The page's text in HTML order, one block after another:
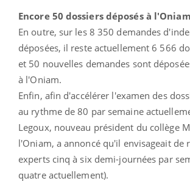
Encore 50 dossiers déposés à
En outre, sur les 8 350 demandes
déposées, il reste actuellement 6 566
et 50 nouvelles demandes sont
à l'Oniam.
Enfin, afin d'accélérer l'examen des
au rythme de 80 par semaine
Legoux, nouveau président du collège
l'Oniam, a annoncé qu'il envisageait de
experts cinq à six demi-journées par
quatre actuellement).